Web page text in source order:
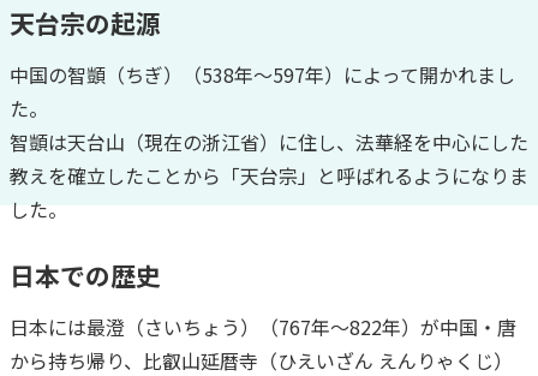
天台宗の起源
中国の智顗（ちぎ）（538年～597年）によって開かれまし
た。
智顗は天台山（現在の浙江省）に住し、法華経を中心にした
教えを確立したことから「天台宗」と呼ばれるようになりま
した。
日本での歴史
日本には最澄（さいちょう）（767年～822年）が中国・唐
から持ち帰り、比叡山延暦寺（ひえいざん えんりゃくじ）